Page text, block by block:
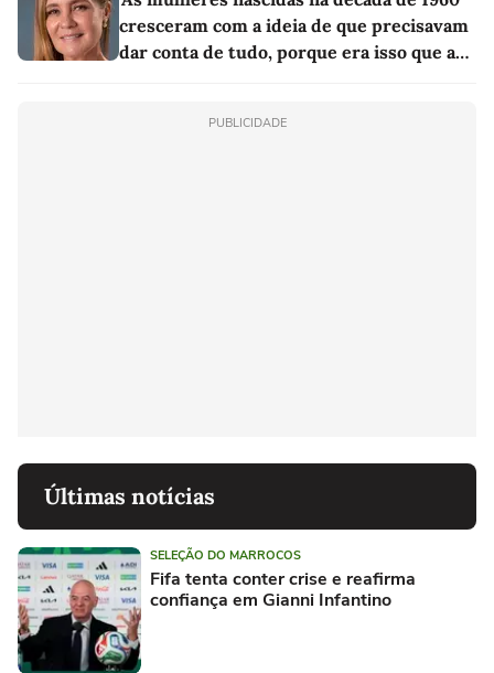
cresceram com a ideia de que precisavam
dar conta de tudo, porque era isso que a
PUBLICIDADE
Últimas notícias
SELEÇÃO DO MARROCOS
Fifa tenta conter crise e reafirma
confiança em Gianni Infantino